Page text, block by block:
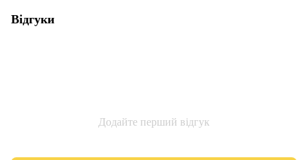
Відгуки
Додайте перший відгук